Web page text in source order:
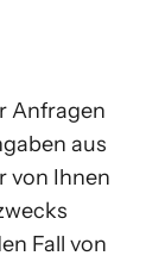
Anfragen
aus
von Ihnen
Fall von